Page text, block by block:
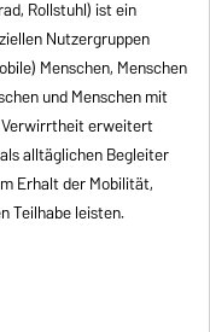
Rollstuhl) ist ein
Nutzergruppen
Menschen, Menschen
und Menschen mit
Verwirrtheit erweitert
alltäglichen Begleiter
Erhalt der Mobilität,
Teilhabe leisten.